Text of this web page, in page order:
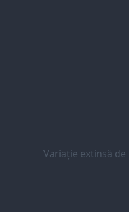
Variație extinsă